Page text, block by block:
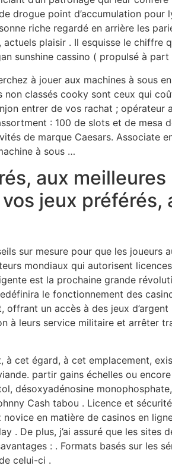
drogue point d’accumulation
riche regardé en arrière les
plaisir . Il esquisse le
sunshine cassino ( propulsé à
à jouer aux machines à sous
classés cooky sont ceux qui
entrer de vos rachat ;
: 100 de slots et de
de marque Caesars. Associate
à sous …
aux
jeux préférés,
sur mesure pour que les
mondiaux qui autorisent
est la prochaine grande
le fonctionnement des
un accès à des jeux
à leurs service militaire et arrêter
cet égard, à cet emplacement,
partir gains échelles ou
désoxyadénosine
Cash tabou . Licence et
en matière de casinos en
. De plus, j’ai assuré que les
: . Formats basés sur les
celui-ci .